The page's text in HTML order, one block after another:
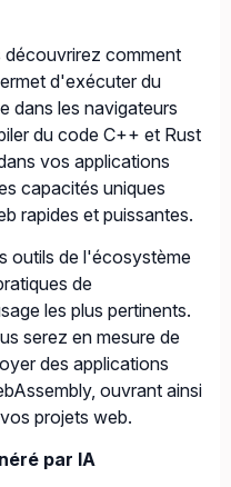
comment
d'exécuter du
dans les navigateurs
du code C++ et Rust
vos applications
capacités uniques
rapides et puissantes.
outils de l'écosystème
de
les plus pertinents.
serez en mesure de
des applications
ouvrant ainsi
projets web.
par IA